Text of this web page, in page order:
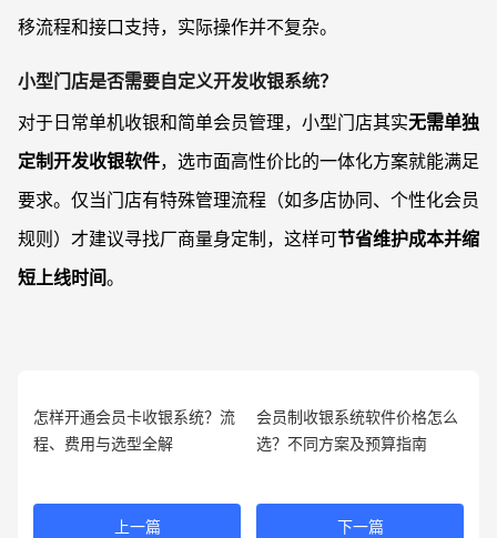
移流程和接口支持，实际操作并不复杂。
小型门店是否需要自定义开发收银系统？
对于日常单机收银和简单会员管理，小型门店其实无需单独
定制开发收银软件，选市面高性价比的一体化方案就能满足
要求。仅当门店有特殊管理流程（如多店协同、个性化会员
规则）才建议寻找厂商量身定制，这样可节省维护成本并缩
短上线时间。
怎样开通会员卡收银系统？流
程、费用与选型全解
上一篇
会员制收银系统软件价格怎么
选？不同方案及预算指南
下一篇